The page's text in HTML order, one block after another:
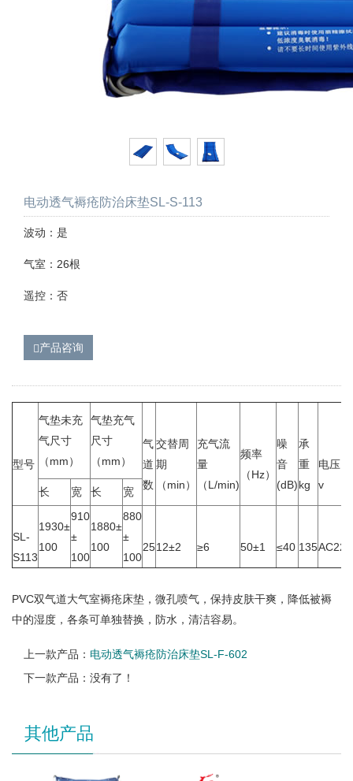
电动透气褥疮防治床垫SL-S-113
波动：是
气室：26根
遥控：否
产品咨询
型号
气垫未充
气尺寸
（mm）
气垫充气
尺寸
（mm）
气
道
数
交替周
期
（min）
充气流
量
（L/min)
频率
（Hz）
噪
音
(dB)
承
重
kg
电压
v
长 宽 长 宽
SL-
S113
1930±
100
910
±
100
1880±
100
880
±
100
2512±2 ≥6 50±1 ≤40 135
PVC双气道大气室褥疮床垫，微孔喷气，保持皮肤干爽，降低被褥
中的湿度，各条可单独替换，防水，清洁容易。
上一款产品： 电动透气褥疮防治床垫SL-F-602
下一款产品：没有了！
其他产品